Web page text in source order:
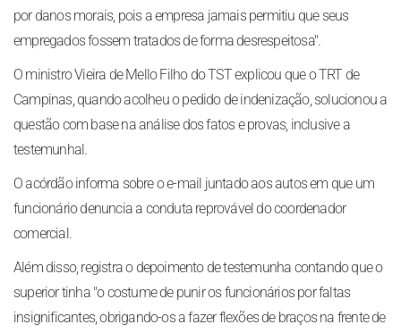
por danos morais, pois a empresa jamais permitiu que seus
empregados fossem tratados de forma desrespeitosa".
O ministro Vieira de Mello Filho do TST explicou que o TRT de
Campinas, quando acolheu o pedido de indenização, solucionou a
questão com base na análise dos fatos e provas, inclusive a
testemunhal.
O acórdão informa sobre o e-mail juntado aos autos em que um
funcionário denuncia a conduta reprovável do coordenador
comercial.
Além disso, registra o depoimento de testemunha contando que o
superior tinha "o costume de punir os funcionários por faltas
insignificantes, obrigando-os a fazer flexões de braços na frente de